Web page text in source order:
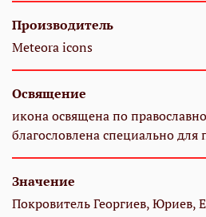
Производитель
Meteora icons
Освящение
икона освящена по
благословлена специально для
Значение
Покровитель Георгиев, Юриев,